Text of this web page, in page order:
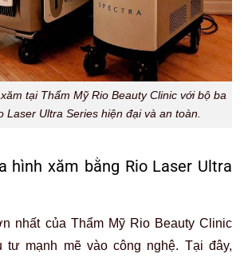
tại Thẩm Mỹ Rio Beauty Clinic với bộ ba
Laser Ultra Series hiện đại và an toàn.
hình xăm bằng Rio Laser Ultra
nhất của Thẩm Mỹ Rio Beauty Clinic
tư mạnh mẽ vào công nghệ. Tại đây,